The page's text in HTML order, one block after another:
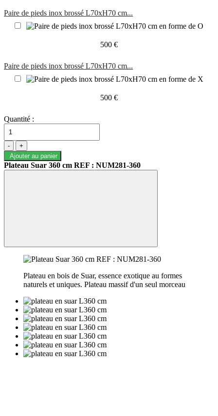
Paire de pieds inox brossé L70xH70 cm...
500 €
Paire de pieds inox brossé L70xH70 cm...
500 €
Quantité :
-
+
Ajouter au panier
Plateau Suar 360 cm REF : NUM281-360
Plateau en bois de Suar, essence exotique au formes
naturels et uniques. Plateau massif d'un seul morceau